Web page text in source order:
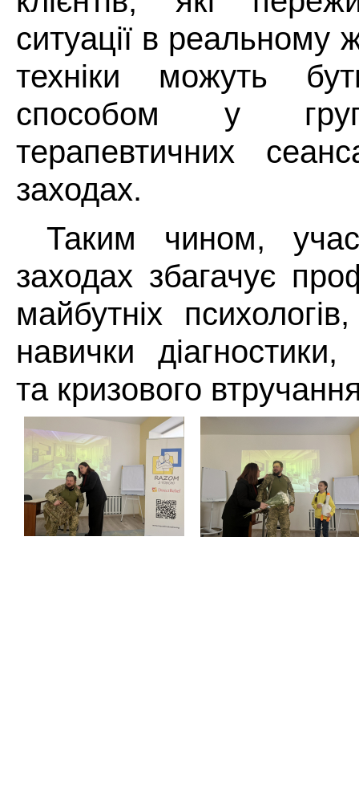
ситуації в реальному
техніки можуть
способом у
терапевтичних
заходах.
Таким чином,
заходах збагачує
майбутніх
навички діагностики,
та кризового